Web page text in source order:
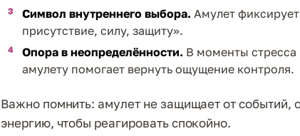
Символ внутреннего выбора. Амулет
присутствие, силу, защиту».
Опора в неопределённости. В моменты стресса
амулету помогает вернуть ощущение контроля.
Важно помнить: амулет не защищает от событий,
энергию, чтобы реагировать спокойно.